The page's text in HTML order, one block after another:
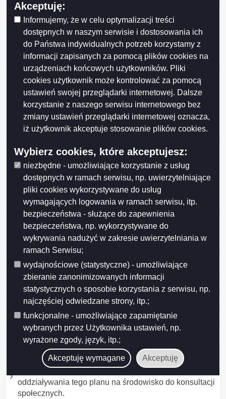
Akceptuję:
Informujemy, że w celu optymalizacji treści
dostępnych w naszym serwisie i dostosowania ich
do Państwa indywidualnych potrzeb korzystamy z
informacji zapisanych za pomocą plików cookies na
urządzeniach końcowych użytkowników. Pliki
cookies użytkownik może kontrolować za pomocą
ustawień swojej przeglądarki internetowej. Dalsze
korzystanie z naszego serwisu internetowego bez
zmiany ustawień przeglądarki internetowej oznacza,
iż użytkownik akceptuje stosowanie plików cookies.
Wybierz cookies, które akceptujesz:
niezbędne - umożliwiające korzystanie z usług
dostępnych w ramach serwisu, np. uwierzytelniające
pliki cookies wykorzystywane do usług
wymagających logowania w ramach serwisu, itp.
bezpieczeństwa - służące do zapewnienia
bezpieczeństwa, np. wykorzystywane do
wykrywania nadużyć w zakresie uwierzytelniania w
ramach Serwisu;
wydajnościowe (statystyczne) - umożliwiające
zbieranie zanonimizowanych informacji
statystycznych o sposobie korzystania z serwisu, np.
najczęściej odwiedzane strony, itp.;
funkcjonalne - umożliwiające zapamiętanie
wybranych przez Użytkownika ustawień, np.
wyrażone zgody, język, itp.;
Akceptuję wymagane Akceptuję
Zawiadomienie Podlaskiego Wojewódzkiego
Konserwatora Zabytków o wszczęciu postepowania
administracyjnego w sprawie wpisania do rejestru
zabytków budynku mieszkalnego usytuowanego przy
ul. Chłodnej 11 w Suwałkach
Zawiadomienie Podlaskiego Wojewódzkiego
Konserwatora Zabytków o wszczęciu postępowania
administracyjnego w sprawie wpisania do rejestru
zabytków nieruchomych województwa podlaskiego
domu mieszkalnego usytuowanego przy ulicy Ludwika
Waryńskiego 1 w Suwałka
Zawiadomienie Podlaskiego Wojewódzkiego
Konserwatora Zabytków o wszczęciu postępowania
administracyjnego w sprawie wpisania do rejestru
zabytków nieruchomych województwa podlaskiego
budynku mieszkalnego usytuowanego przy ulicy
Tadeusza Kościuszki 63 w Suw
Obwieszczenie nr 4/2023 Wojewody Podlaskiego z
dnia 31 marca 2023 r. o kwalifikacji wojskowej w 2023
r.
Jakość wody w wodociągu miejskim
Okresowa ocena jakości wody za II półrocze 2022 r.
Ocena jakości wody w 2022 r.
Obwieszczenie Wójta Gminy Filipów nr
IR.6220.6.2016.2017.MR z dnia 16 stycznia 2023 r.
Ogłoszenie o udostępnieniu projektu planu urządzenia
oddziaływania tego planu na środowisko do konsultacji
społecznych.